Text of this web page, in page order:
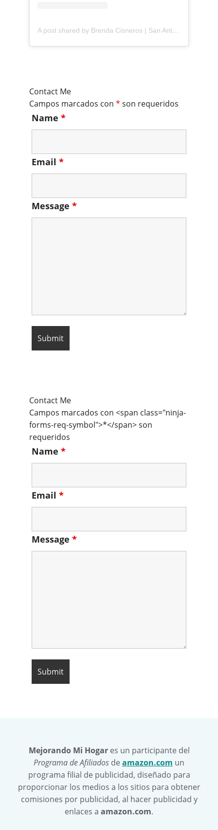
A post shared by Brenda Cisneros | San Antonio Content Creator (@mejorandomihogar)
Contact Me
Campos marcados con * son requeridos
Name *
Email *
Message *
Contact Me
Campos marcados con <span class="ninja-
forms-req-symbol">*</span> son
requeridos
Name *
Email *
Message *
Mejorando Mi Hogares un participante del
Programa de Afiliados de amazon.com un
programa filial de publicidad, diseñado para
proporcionar los medios a los sitios para obtener
comisiones por publicidad, al hacer publicidad y
enlaces a amazon.com.